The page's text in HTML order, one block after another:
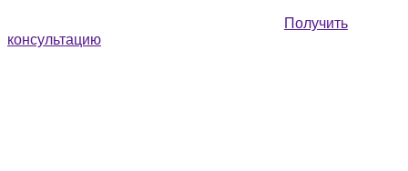
Получить
консультацию